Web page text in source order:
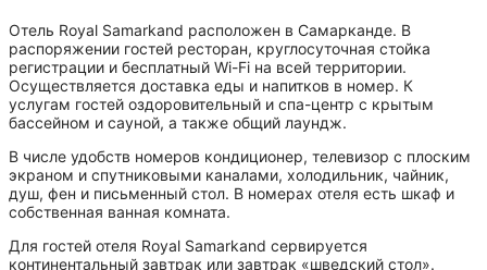
Отель Royal Samarkand расположен в Самарканде. В
распоряжении гостей ресторан, круглосуточная стойка
регистрации и бесплатный Wi-Fi на всей территории.
Осуществляется доставка еды и напитков в номер. К
услугам гостей оздоровительный и спа-центр с крытым
бассейном и сауной, а также общий лаундж.
В числе удобств номеров кондиционер, телевизор с плоским
экраном и спутниковыми каналами, холодильник, чайник,
душ, фен и письменный стол. В номерах отеля есть шкаф и
собственная ванная комната.
Для гостей отеля Royal Samarkand сервируется
континентальный завтрак или завтрак «шведский стол».